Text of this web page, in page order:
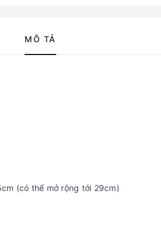
MÔ TẢ
(có thể mở rộng tới 29cm)